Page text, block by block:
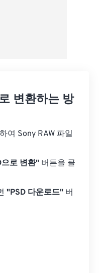
변환하는 방
여 Sony RAW 파일
로 변환" 버튼을 클
"PSD 다운로드" 버